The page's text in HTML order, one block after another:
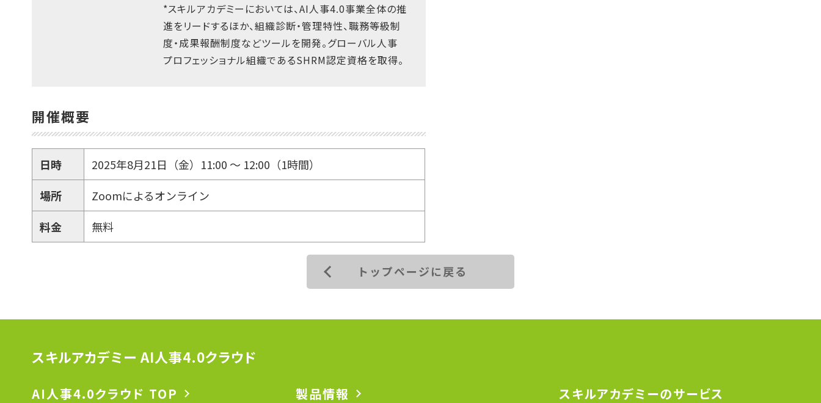
*スキルアカデミーにおいては、AI人事4.0事業全体の推
進をリードするほか、組織診断・管理特性、職務等級制
度・成果報酬制度などツールを開発。グローバル人事
プロフェッショナル組織であるSHRM認定資格を取得。
開催概要
日時
2025年8月21日（金）11:00 ～ 12:00（1時間）
場所
Zoomによるオンライン
料金
無料
トップページに戻る
スキルアカデミー AI人事4.0クラウド
AI人事4.0クラウド TOP 製品情報 スキルアカデミーのサービス